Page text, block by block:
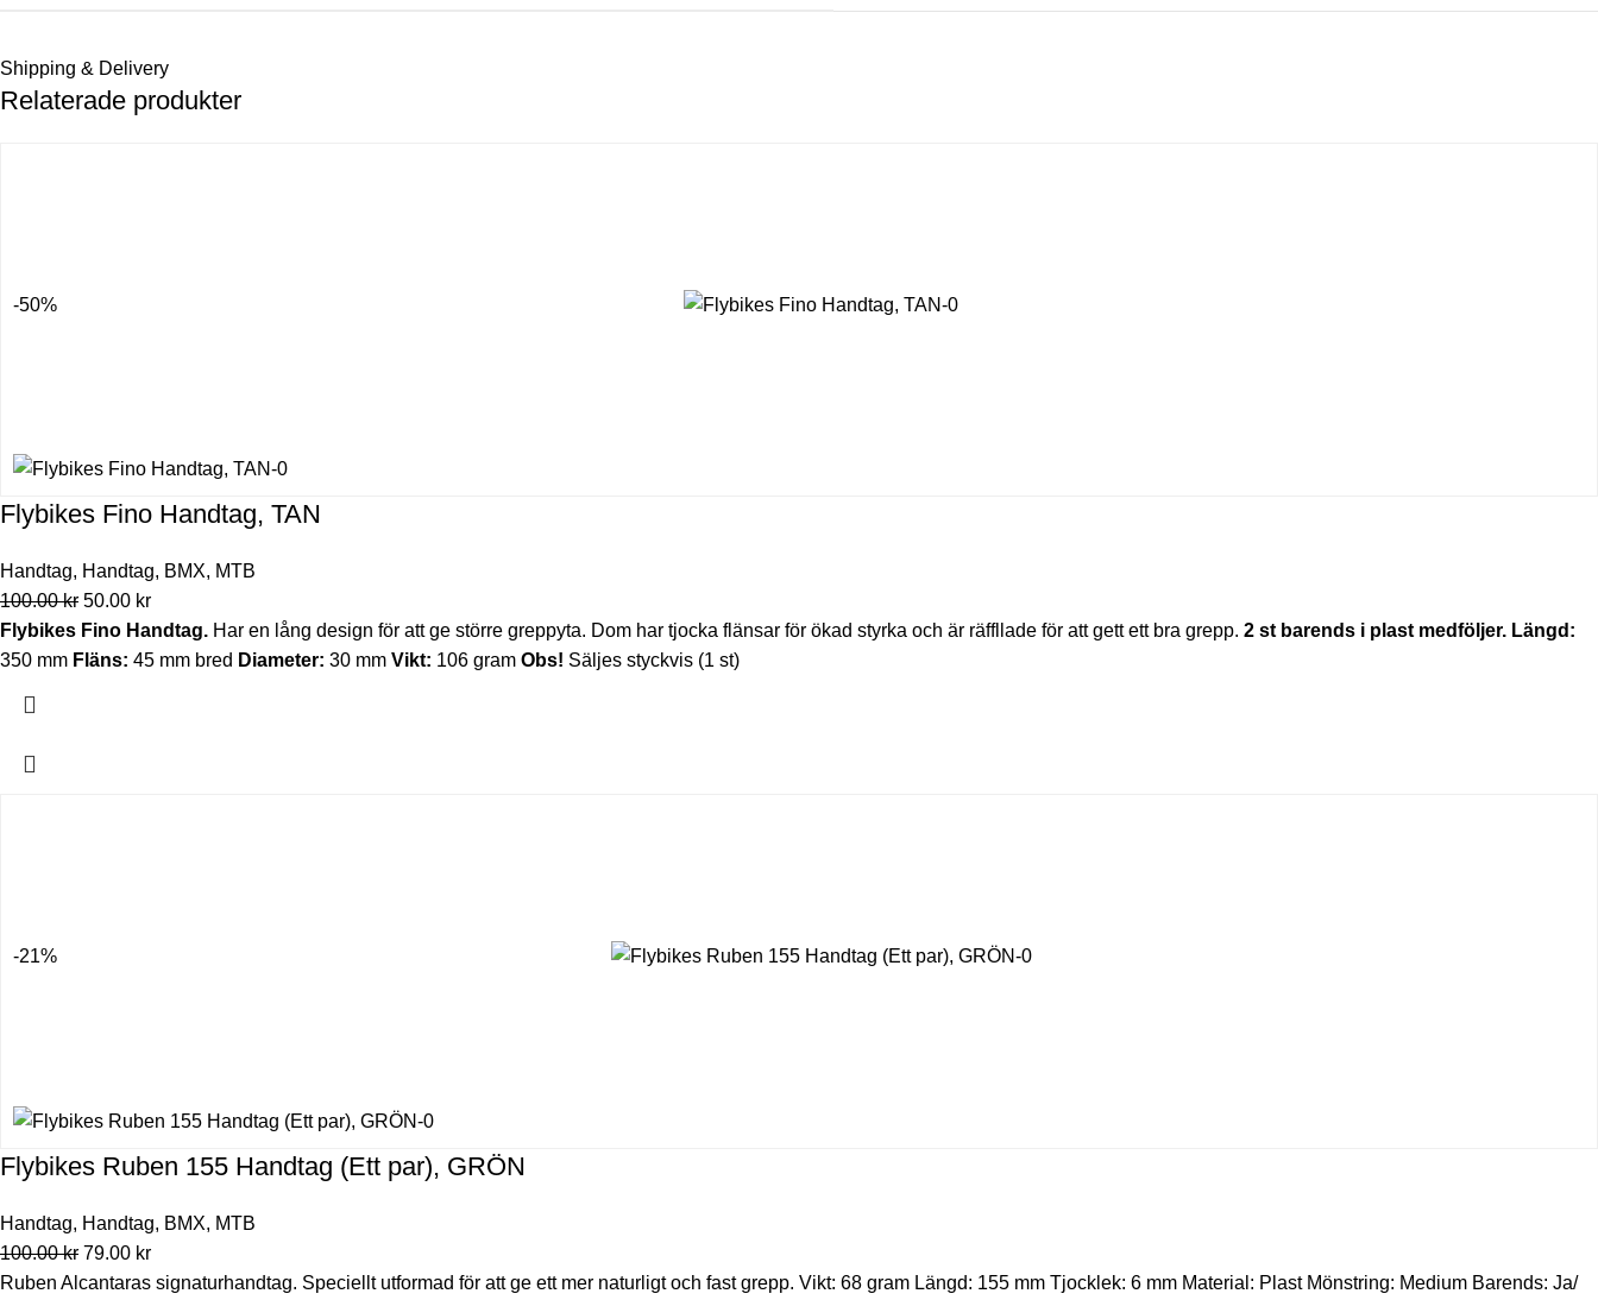
Shipping & Delivery
Relaterade produkter
-50%
Flybikes Fino Handtag, TAN
Handtag, Handtag, BMX, MTB
100.00kr 50.00 kr
Flybikes Fino Handtag. Har en lång design för att ge större greppyta. Dom har tjocka flänsar för ökad styrka och är räffllade för att gett ett bra grepp. 2 st barends i plast medföljer. Längd:
350 mm Fläns: 45 mm bred Diameter: 30 mm Vikt: 106 gram Obs! Säljes styckvis (1 st)
-21%
Flybikes Ruben 155 Handtag (Ett par), GRÖN
Handtag, Handtag, BMX, MTB
100.00kr 79.00 kr
Ruben Alcantaras signaturhandtag. Speciellt utformad för att ge ett mer naturligt och fast grepp. Vikt: 68 gram Längd: 155 mm Tjocklek: 6 mm Material: Plast Mönstring: Medium Barends: Ja/